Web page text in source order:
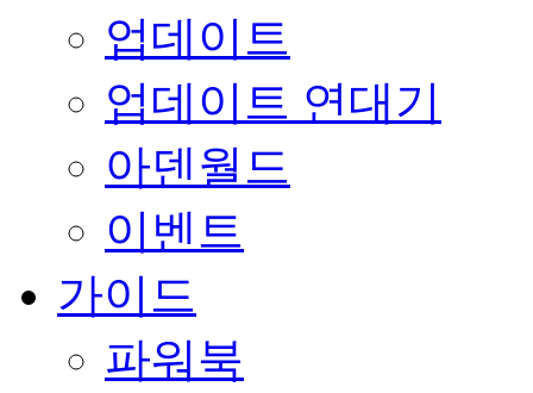
업데이트
업데이트 연대기
아덴월드
이벤트
가이드
파워북